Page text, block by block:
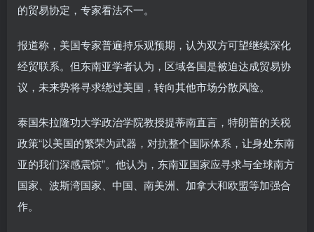
的贸易协定，专家看法不一。
报道称，美国专家普遍持乐观预期，认为双方可望继续深化
经贸联系。但东南亚学者认为，区域各国是被迫达成贸易协
议，未来势将寻求绕过美国，转向其他市场分散风险。
泰国朱拉隆功大学政治学院教授提蒂南直言，特朗普的关税
政策“以美国的繁荣为武器，对抗整个国际体系，让身处东南
亚的我们深感震惊”。他认为，东南亚国家应寻求与全球南方
国家、波斯湾国家、中国、南美洲、加拿大和欧盟等加强合
作。